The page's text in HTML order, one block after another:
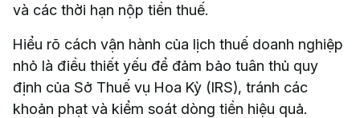
và các thời hạn nộp tiền thuế.
Hiểu rõ cách vận hành của lịch thuế doanh nghiệp
nhỏ là điều thiết yếu để đảm bảo tuân thủ quy
định của Sở Thuế vụ Hoa Kỳ (IRS), tránh các
khoản phạt và kiểm soát dòng tiền hiệu quả.